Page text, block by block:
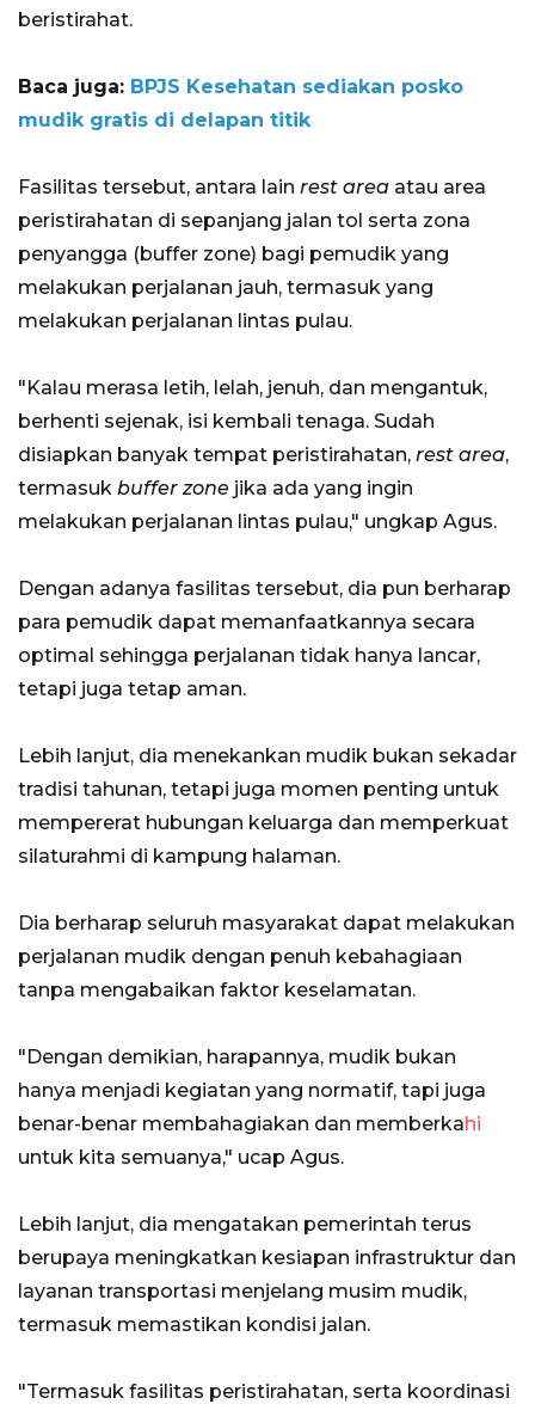
beristirahat.
Baca juga: BPJS Kesehatan sediakan posko
mudik gratis di delapan titik
Fasilitas tersebut, antara lain rest area atau area
peristirahatan di sepanjang jalan tol serta zona
penyangga (buffer zone) bagi pemudik yang
melakukan perjalanan jauh, termasuk yang
melakukan perjalanan lintas pulau.
"Kalau merasa letih, lelah, jenuh, dan mengantuk,
berhenti sejenak, isi kembali tenaga. Sudah
disiapkan banyak tempat peristirahatan, rest area,
termasuk buffer zone jika ada yang ingin
melakukan perjalanan lintas pulau," ungkap Agus.
Dengan adanya fasilitas tersebut, dia pun berharap
para pemudik dapat memanfaatkannya secara
optimal sehingga perjalanan tidak hanya lancar,
tetapi juga tetap aman.
Lebih lanjut, dia menekankan mudik bukan sekadar
tradisi tahunan, tetapi juga momen penting untuk
mempererat hubungan keluarga dan memperkuat
silaturahmi di kampung halaman.
Dia berharap seluruh masyarakat dapat melakukan
perjalanan mudik dengan penuh kebahagiaan
tanpa mengabaikan faktor keselamatan.
"Dengan demikian, harapannya, mudik bukan
hanya menjadi kegiatan yang normatif, tapi juga
benar-benar membahagiakan dan memberkahi
untuk kita semuanya," ucap Agus.
Lebih lanjut, dia mengatakan pemerintah terus
berupaya meningkatkan kesiapan infrastruktur dan
layanan transportasi menjelang musim mudik,
termasuk memastikan kondisi jalan.
"Termasuk fasilitas peristirahatan, serta koordinasi